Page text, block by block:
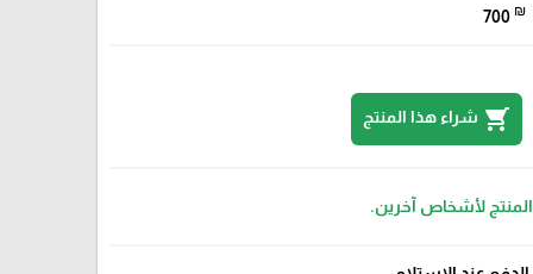
700 ₪
shopping_cart شراء هذا المنتج
لأشخاص آخرين.